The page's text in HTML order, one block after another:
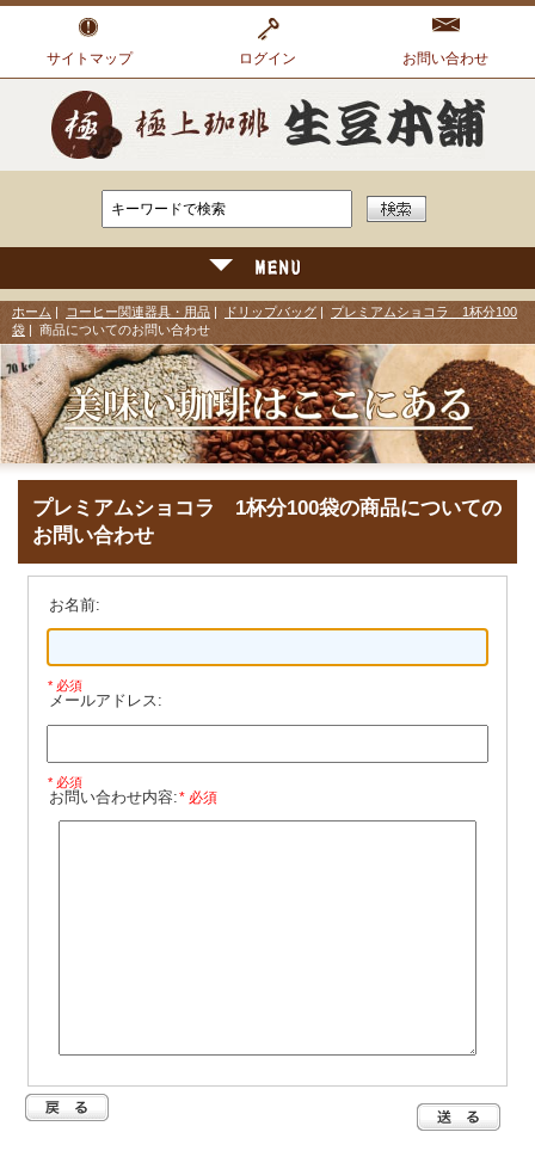
サイトマップ ログイン お問い合わせ
ホーム コーヒー関連器具・用品 ドリップバッグ
プレミアムショコラ 1杯分100
袋 | 商品についてのお問い合わせ
プレミアムショコラ 1杯分100袋の商品についての
お問い合わせ
お名前:
* 必須
メールアドレス:
* 必須
お問い合わせ内容:* 必須